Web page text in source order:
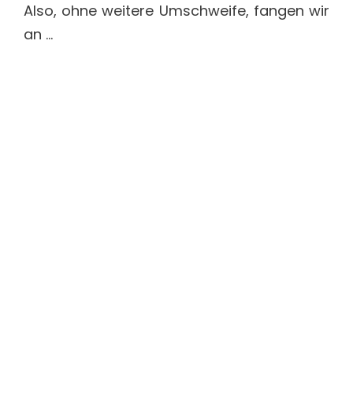
Also, ohne weitere Umschweife, fangen wir
an …